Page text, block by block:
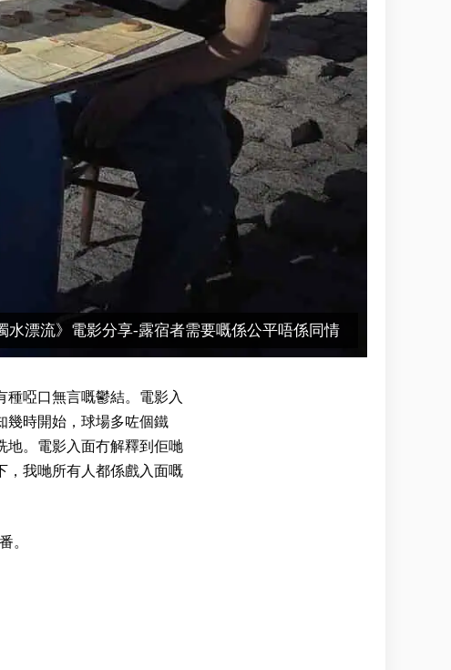
水漂流》電影分享-露宿者需要嘅係公平唔係同情
啞口無言嘅鬱結。電影入
幾時開始，球場多咗個鐵
地。電影入面冇解釋到佢哋
，我哋所有人都係戲入面嘅
。